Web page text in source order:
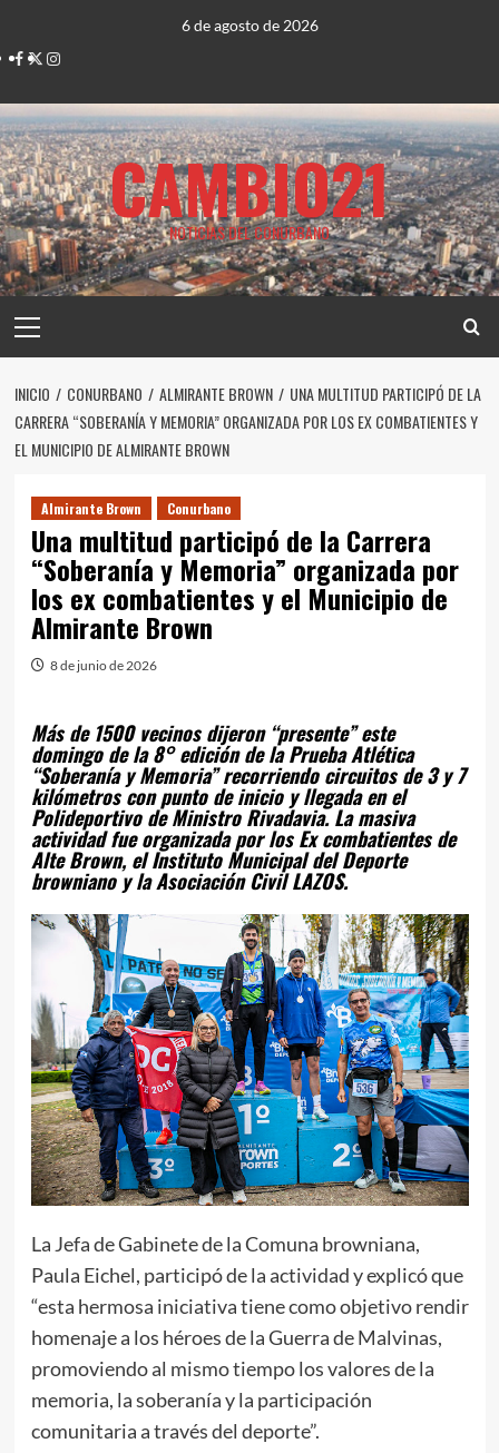
contenido
6 de agosto de 2026
Facebook
TwitterInstagram
CAMBIO21
NOTICIAS DEL CONURBANO
principal
INICIO CONURBANO ALMIRANTE BROWN
UNA MULTITUD PARTICIPÓ DE LA
CARRERA “SOBERANÍA Y MEMORIA” ORGANIZADA POR LOS EX COMBATIENTES Y
EL MUNICIPIO DE ALMIRANTE BROWN
Almirante Brown Conurbano
Una multitud participó de la Carrera
“Soberanía y Memoria” organizada por
los ex combatientes y el Municipio de
Almirante Brown
8 de junio de 2026
Más de 1500 vecinos dijeron “presente” este
domingo de la 8° edición de la Prueba Atlética
“Soberanía y Memoria” recorriendo circuitos de 3 y 7
kilómetros con punto de inicio y llegada en el
Polideportivo de Ministro Rivadavia. La masiva
actividad fue organizada por los Ex combatientes de
Alte Brown, el Instituto Municipal del Deporte
browniano y la Asociación Civil LAZOS.
La Jefa de Gabinete de la Comuna browniana,
Paula Eichel, participó de la actividad y explicó que
“esta hermosa iniciativa tiene como objetivo rendir
homenaje a los héroes de la Guerra de Malvinas,
promoviendo al mismo tiempo los valores de la
memoria, la soberanía y la participación
comunitaria a través del deporte”.